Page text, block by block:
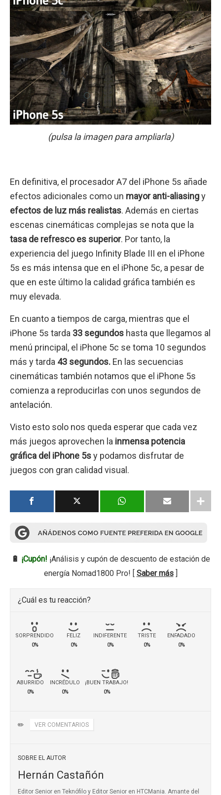
(pulsa la imagen para ampliarla)
En definitiva, el procesador A7 del iPhone 5s añade
efectos adicionales como un mayor anti-aliasingy
efectos de luz más realistas. Además en ciertas
escenas cinemáticas complejas se nota que la
tasa de refresco es superior. Por tanto, la
experiencia del juego Infinity Blade III en el iPhone
5s es más intensa que en el iPhone 5c, a pesar de
que en este último la calidad gráfica también es
muy elevada.
En cuanto a tiempos de carga, mientras que el
iPhone 5s tarda 33 segundos hasta que llegamos al
menú principal, el iPhone 5c se toma 10 segundos
más y tarda 43 segundos. En las secuencias
cinemáticas también notamos que el iPhone 5s
comienza a reproducirlas con unos segundos de
antelación.
Visto esto solo nos queda esperar que cada vez
más juegos aprovechen la inmensa potencia
gráfica del iPhone 5sy podamos disfrutar de
juegos con gran calidad visual.
🔋 ¡Cupón! ¡Análisis y cupón de descuento de estación de
energía Nomad1800 Pro! [ Saber más]
¿Cuál es tu reacción?
SORPRENDIDO
0%
FELIZ
0%
INDIFERENTE
0%
TRISTE
0%
ENFADADO
0%
ABURRIDO
0%
INCRÉDULO
0%
¡BUEN TRABAJO!
0%
✏️ VER COMENTARIOS
SOBRE EL AUTOR
Hernán Castañón
Editor Senior en Teknófilo y Editor Senior en HTCMania. Amante del